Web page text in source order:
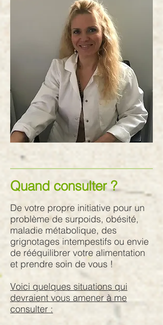
Quand consulter ?
De votre propre initiative pour un
problème de surpoids, obésité,
maladie métabolique, des
grignotages intempestifs ou envie
de rééquilibrer votre alimentation
et prendre soin de vous !
Voici quelques situations qui
devraient vous amener à me
consulter :